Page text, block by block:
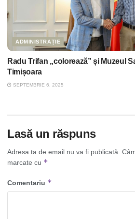
ADMINISTRAȚIE
Radu Trifan „colorează” și Muzeul
Timișoara
SEPTEMBRIE 6, 2025
Lasă un răspuns
Adresa ta de email nu va fi publicată.
marcate cu *
Comentariu *